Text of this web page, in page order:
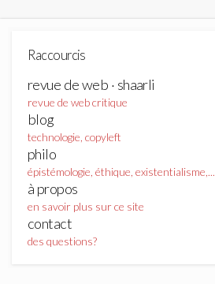
Raccourcis
revue de web · shaarli
revue de web critique
blog
technologie, copyleft
philo
épistémologie, éthique, existentialisme,...
à propos
en savoir plus sur ce site
contact
des questions?